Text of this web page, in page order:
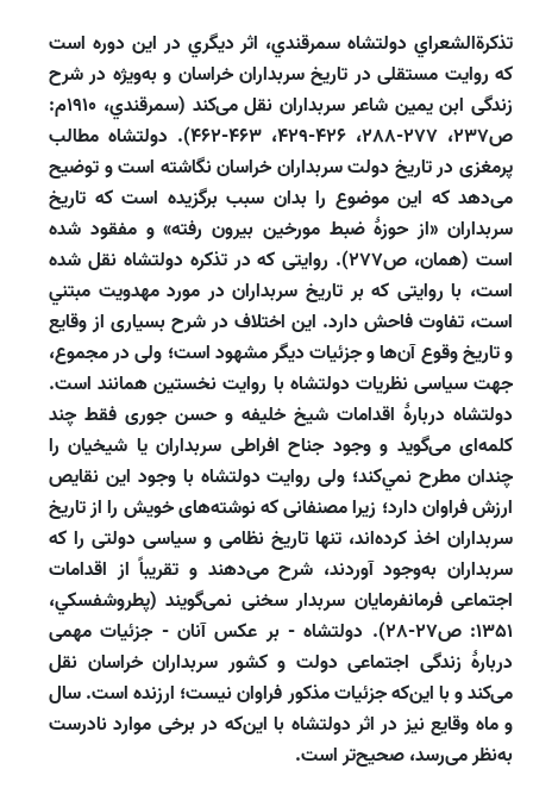
تذكرة‌الشعراي دولتشاه سمرقندي، اثر ديگري در اين دوره است
كه روايت مستقلى در تاريخ سربداران خراسان و به‌ويژه در شرح
زندگى ابن يمين شاعر سربداران نقل مى‌كند (سمرقندي، 1910م:
ص237، ۲77-۲88، ۴۲6-۴29، ۴۶۳-۴۶۲). دولتشاه مطالب
پرمغزى در تاريخ دولت سربداران خراسان نگاشته است و توضيح
مى‌دهد كه اين موضوع را بدان سبب برگزيده است كه تاريخ
سربداران «از حوزۀ ضبط مورخين بيرون رفته» و مفقود شده
است (همان، ص277). روايتى كه در تذكره دولتشاه نقل شده
است، با روايتى كه بر تاريخ سربداران در مورد مهدويت مبتني
است، تفاوت فاحش دارد. اين اختلاف در شرح بسيارى از وقايع
و تاريخ وقوع آن‌ها و جزئيات ديگر مشهود است؛ ولى در مجموع،
جهت سياسى نظريات دولتشاه با روايت نخستين همانند است.
دولتشاه دربارۀ اقدامات شيخ خليفه و حسن جورى فقط چند
كلمه‌اى مى‌گويد و وجود جناح افراطى سربداران يا شيخيان را
چندان مطرح نمي‌كند؛ ولى روايت دولتشاه با وجود اين نقايص
ارزش فراوان دارد؛ زيرا مصنفانى كه نوشته‌هاى خويش را از تاريخ
سربداران اخذ كرده‌اند، تنها تاريخ نظامى و سياسى دولتى را كه
سربداران به‌وجود آوردند، شرح مى‌دهند و تقريباً از اقدامات
اجتماعى فرمانفرمايان سربدار سخنى نمى‌گويند (پطروشفسكي،
1351: ص27-28). دولتشاه - بر عكس آنان - جزئيات مهمى
دربارۀ زندگى اجتماعى دولت و كشور سربداران خراسان نقل
مى‌كند و با اين‌كه جزئيات مذكور فراوان نيست؛ ارزنده است. سال
و ماه وقايع نيز در اثر دولتشاه با اين‌كه در برخى موارد نادرست
به‌نظر مى‌رسد، صحيح‌تر است.